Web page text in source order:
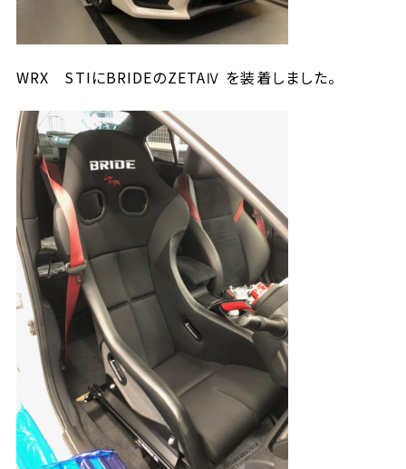
WRX STIにBRIDEのZETAⅣ を装着しました。